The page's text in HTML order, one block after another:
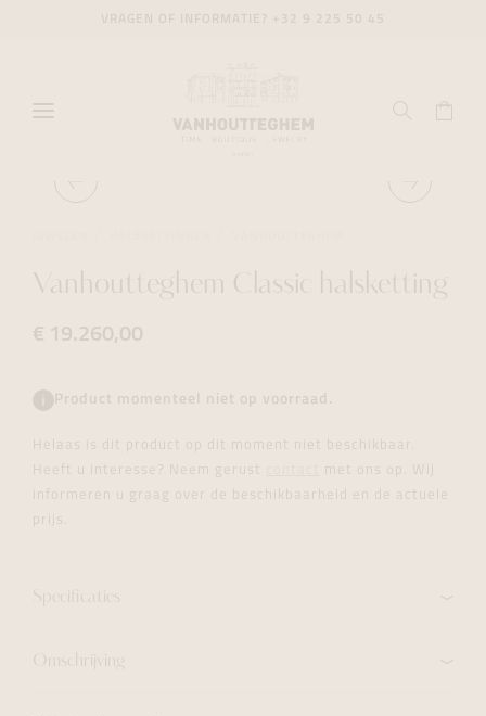
Vanhoutteghem Classic halsketting
€ 19.260,00
Product momenteel niet op voorraad.
Helaas is dit product op dit moment niet beschikbaar.
Heeft u interesse? Neem gerust
met ons op. Wij
informeren u graag over de beschikbaarheid en de actuele
prijs.
Specificaties
Omschrijving